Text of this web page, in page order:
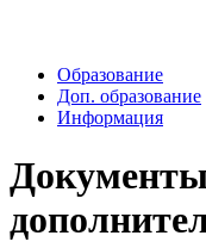
Образование
Доп. образование
Информация